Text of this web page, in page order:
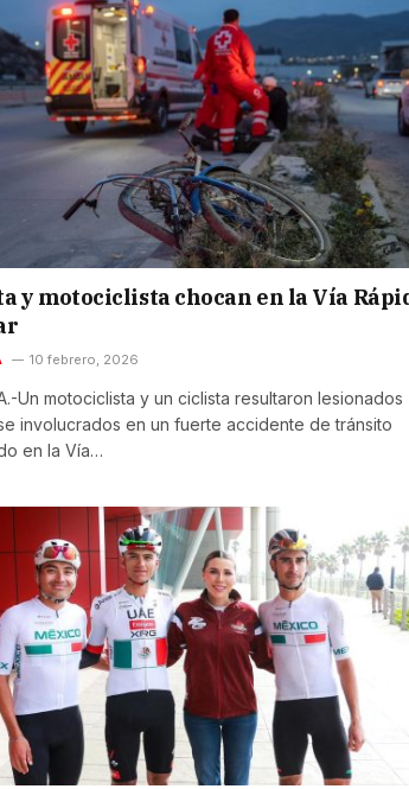
y motociclista chocan en la Vía
10 febrero, 2026
Un motociclista y un ciclista resultaron lesionados
involucrados en un fuerte accidente de tránsito
en la Vía…